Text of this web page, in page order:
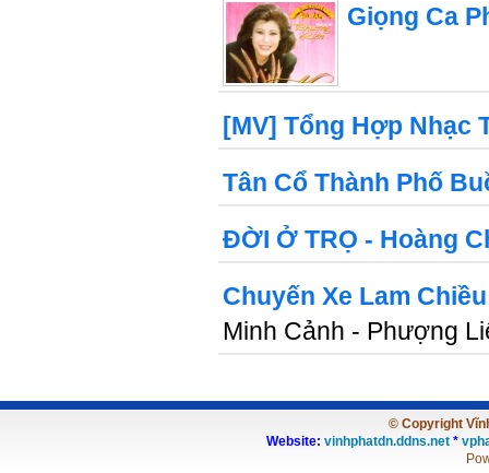
Giọng Ca
[MV] Tổng Hợp Nhạc
Tân Cổ Thành Phố
ĐỜI Ở TRỌ - Hoàng
Chuyến Xe Lam Chiều
Minh Cảnh - Phượng
© Copyright
Website: vinhphatdn.ddns.net *